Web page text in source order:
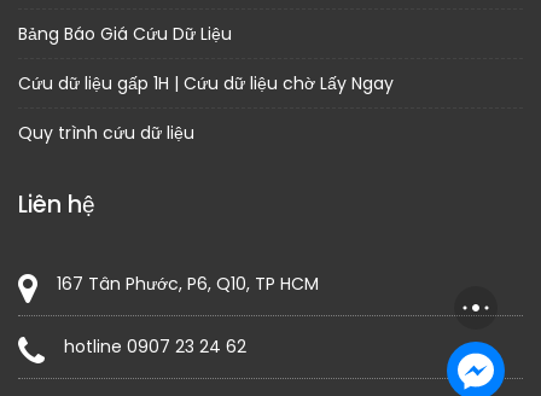
Bảng Báo Giá Cứu Dữ Liệu
Cứu dữ liệu gấp 1H | Cứu dữ liệu chờ Lấy Ngay
Quy trình cứu dữ liệu
Liên hệ
167 Tân Phước, P6, Q10, TP HCM
hotline 0907 23 24 62